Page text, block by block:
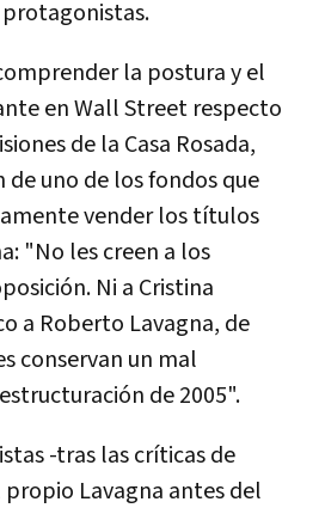
la postura y el
en Wall Street respecto
de la Casa Rosada,
uno de los fondos que
vender los títulos
"No les creen a los
Ni a Cristina
a Roberto Lavagna, de
conservan un mal
de 2005".
-tras las críticas de
propio Lavagna antes del